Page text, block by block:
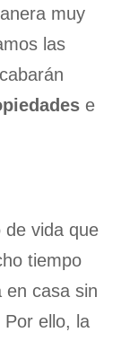
muy
las
e
vida que
tiempo
en casa sin
Por ello, la